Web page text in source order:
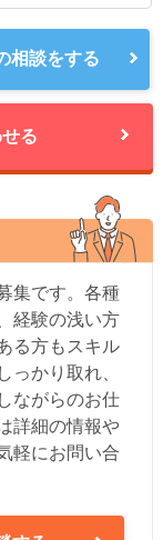
相談をする
る
集です。各種
経験の浅い方
る方もスキル
っかり取れ、
ながらのお仕
詳細の情報や
軽にお問い合